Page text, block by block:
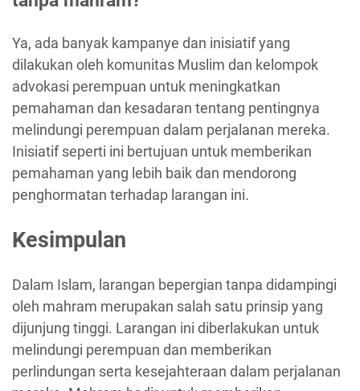
Ya, ada banyak kampanye dan inisiatif yang
dilakukan oleh komunitas Muslim dan kelompok
advokasi perempuan untuk meningkatkan
pemahaman dan kesadaran tentang pentingnya
melindungi perempuan dalam perjalanan mereka.
Inisiatif seperti ini bertujuan untuk memberikan
pemahaman yang lebih baik dan mendorong
penghormatan terhadap larangan ini.
Kesimpulan
Dalam Islam, larangan bepergian tanpa didampingi
oleh mahram merupakan salah satu prinsip yang
dijunjung tinggi. Larangan ini diberlakukan untuk
melindungi perempuan dan memberikan
perlindungan serta kesejahteraan dalam perjalanan